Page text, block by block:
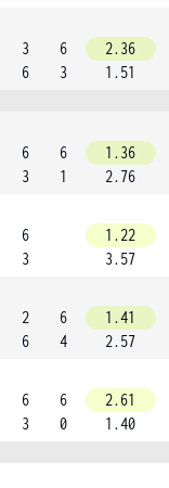
3
6
6
3
2.36
1.51
6
3
6
1
1.36
2.76
6
3
1.22
3.57
2
6
6
4
1.41
2.57
6
3
6
0
2.61
1.40